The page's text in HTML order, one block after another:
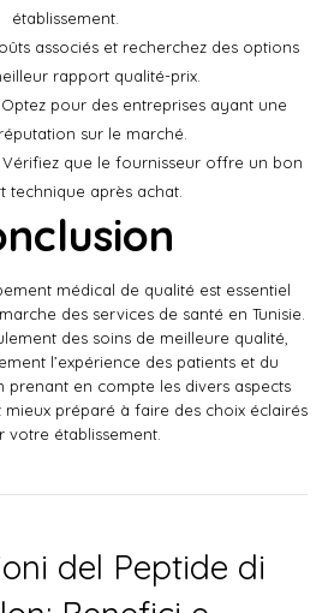
établissement.
associés et recherchez des options
rapport qualité-prix.
pour des entreprises ayant une
sur le marché.
Vérifiez que le fournisseur offre un bon
technique après achat.
médical de qualité est essentiel
des services de santé en Tunisie.
des soins de meilleure qualité,
l’expérience des patients et du
prenant en compte les divers aspects
mieux préparé à faire des choix éclairés
votre établissement.
del Peptide di